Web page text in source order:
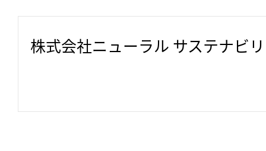
株式会社ニューラル サステナビ